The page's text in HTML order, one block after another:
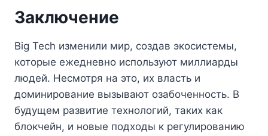
Заключение
Big Tech изменили мир, создав экосистемы,
которые ежедневно используют миллиарды
людей. Несмотря на это, их власть и
доминирование вызывают озабоченность. В
будущем развитие технологий, таких как
блокчейн, и новые подходы к регулированию